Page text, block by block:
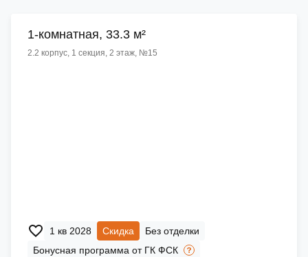
1-комнатная, 33.3 м²
2.2 корпус, 1 секция, 2 этаж, №15
1 кв 2028 Скидка
Без отделки
Бонусная программа от ГК ФСК